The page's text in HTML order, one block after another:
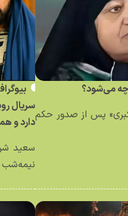
می‌شود؟
پس از صدور حکم
سریال
دارد و
سعید